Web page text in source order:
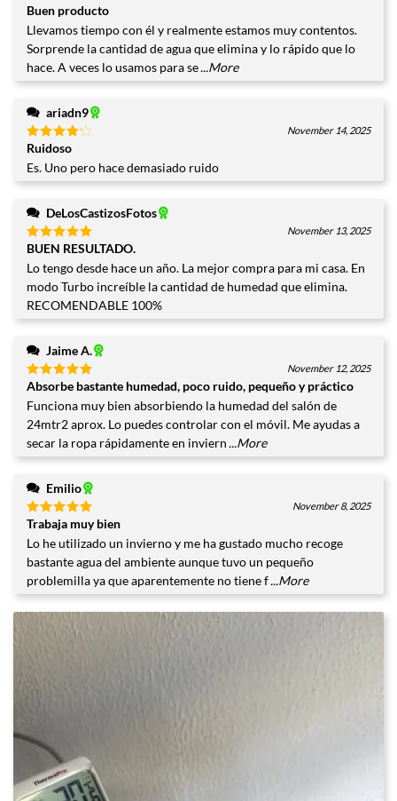
Valorado
con
5
Buen producto
Llevamos tiempo con él y realmente estamos muy contentos.
Sorprende la cantidad de agua que elimina y lo rápido que lo
hace. A veces lo usamos para se...More
ariadn9
Valorado
con
de 5
November 14, 2025
Ruidoso
Es. Uno pero hace demasiado ruido
DeLosCastizosFotos
Valorado
con
de
5
November 13, 2025
BUEN RESULTADO.
Lo tengo desde hace un año. La mejor compra para mi casa. En
modo Turbo increíble la cantidad de humedad que elimina.
RECOMENDABLE 100%
Jaime A.
Valorado
con 5
5
November 12, 2025
Absorbe bastante humedad, poco ruido, pequeño y práctico
Funciona muy bien absorbiendo la humedad del salón de
24mtr2 aprox. Lo puedes controlar con el móvil. Me ayudas a
secar la ropa rápidamente en inviern ...More
Emilio
Valorado
con
de
5
November 8, 2025
Trabaja muy bien
Lo he utilizado un invierno y me ha gustado mucho recoge
bastante agua del ambiente aunque tuvo un pequeño
problemilla ya que aparentemente no tiene f...More